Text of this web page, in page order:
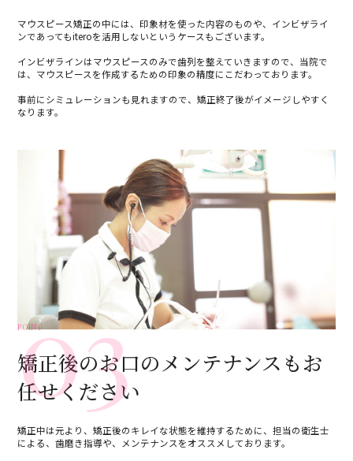
マウスピース矯正の中には、印象材を使った内容のものや、インビザライ
ンであってもiteroを活用しないというケースもございます。
インビザラインはマウスピースのみで歯列を整えていきますので、当院で
は、マウスピースを作成するための印象の精度にこだわっております。
事前にシミュレーションも見れますので、矯正終了後がイメージしやすく
なります。
POINT
03
矯正後のお口のメンテナンスもお
任せください
矯正中は元より、矯正後のキレイな状態を維持するために、担当の衛生士
による、歯磨き指導や、メンテナンスをオススメしております。